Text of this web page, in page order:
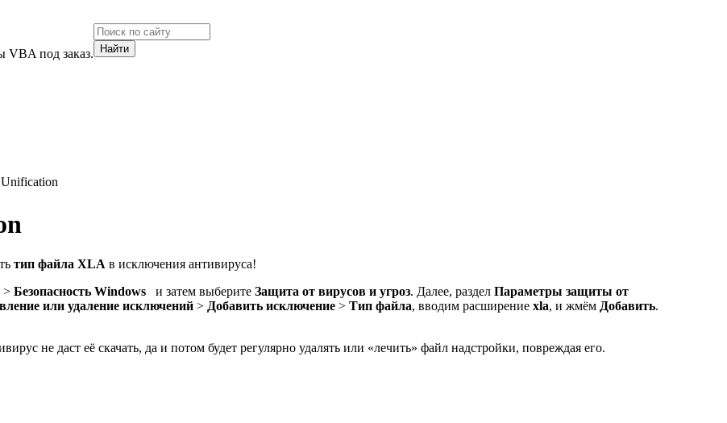
VBA под заказ.
тип файла XLA в исключения антивируса!
> Безопасность Windows и затем выберите Защита от вирусов и угроз. Далее, раздел Параметры защиты от
или удаление исключений > Добавить исключение > Тип файла, вводим расширение xla, и жмём Добавить.
не даст её скачать, да и потом будет регулярно удалять или «лечить» файл надстройки, повреждая его.